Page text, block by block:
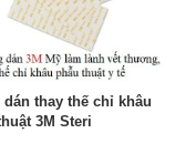
dán thay thế chỉ khâu
3M Steri